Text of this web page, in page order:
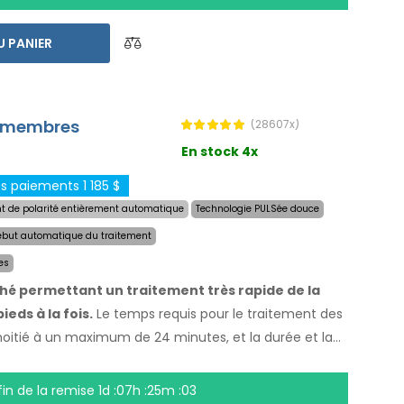
une livraison express dans le monde entier et
en cas d`insatisfaction
PANIER
(28607x)
En stock 4x
1 185 $
de polarité entièrement automatique
Technologie PULSée douce
automatique du traitement
permettant un traitement très rapide de la
à la fois. Le temps requis pour le traitement des
à un maximum de 24 minutes, et la durée et la
le système automatique, vous n`êtes pas
vos mains, vos pieds et vos aisselles secs
de la remise 1d :07h :25m :02